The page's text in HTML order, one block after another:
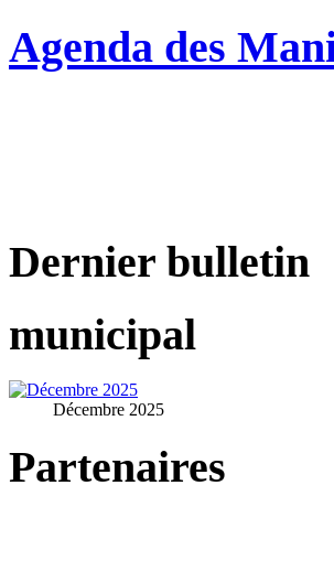
Agenda des
Dernier bulletin
municipal
Décembre 2025
Partenaires